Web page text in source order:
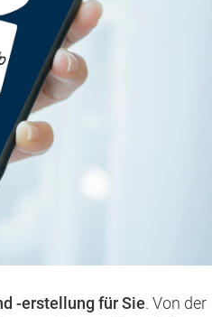
-erstellung für Sie. Von der